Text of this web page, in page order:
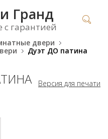
Гранд
с гарантией
двери
Дуэт ДО патина
Версия для печати